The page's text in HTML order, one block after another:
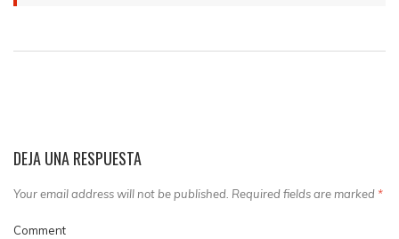
DEJA UNA RESPUESTA
Your email address will not be published. Required fields are marked *
Comment